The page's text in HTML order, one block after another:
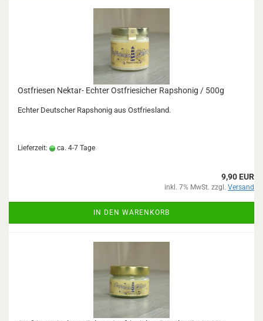
Ostfriesen Nektar- Echter Ostfriesicher Rapshonig / 500g
Echter Deutscher Rapshonig aus Ostfriesland.
Lieferzeit: ca. 4-7 Tage
9,90 EUR
inkl. 7% MwSt. zzgl. Versand
IN DEN WARENKORB